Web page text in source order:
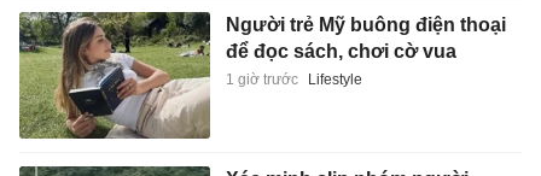
Người trẻ Mỹ buông điện thoại
để đọc sách, chơi cờ vua
1 giờ trước Lifestyle